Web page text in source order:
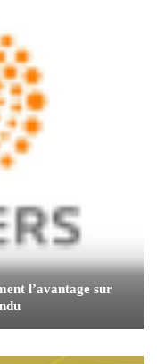
l’avantage sur